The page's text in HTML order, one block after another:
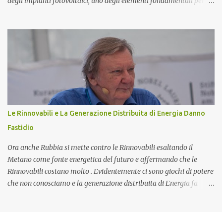
un ruolo cruciale nella gestione dell'energia prodotta e accumulata,
contribuendo significativamente a migliorare le prestazioni
complessive dell'impianto. In questo articolo, esploreremo nel
dettaglio l'importanza del toroide negli impianti fotovoltaici con
accumulo di energia, come funziona, e perché è essenziale per
ottimizzare il rendimento energetico. Approfondiremo inoltre le
implicazioni che il suo corretto utilizzo ha sulla durata e
sull'affidabilità dell'intero sistema. Cos'è un Toroide o Meter e
Come Funziona? Il toroide (o meter) è un dispositivo el...
Le Rinnovabili e La Generazione Distribuita di Energia Danno
Fastidio
Ora anche Rubbia si mette contro le Rinnovabili esaltando il
Metano come fonte energetica del futuro e affermando che le
Rinnovabili costano molto . Evidentemente ci sono giochi di potere
che non conosciamo e la generazione distribuita di Energia fa